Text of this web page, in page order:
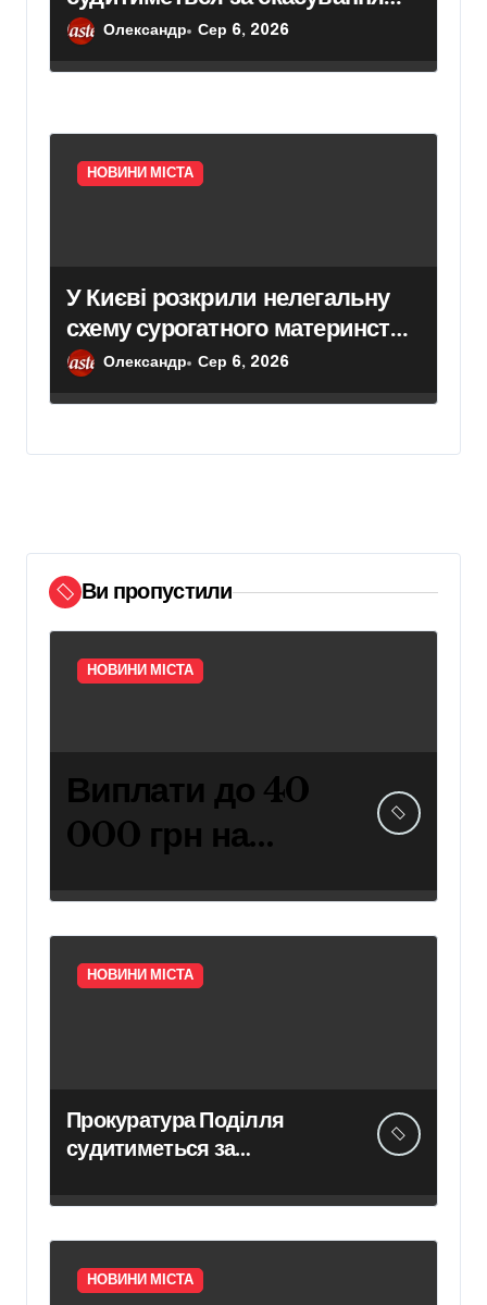
права власності на фіктивну
Олександр Сер 6, 2026
НОВИНИ МІСТА
У Києві розкрили нелегальну
схему сурогатного материнства
для іноземних замовників:
Олександр Сер 6, 2026
Ви пропустили
НОВИНИ МІСТА
Виплати до 40
000 грн на
захисників:
умови
Києві
НОВИНИ МІСТА
Прокуратура Поділля
судитиметься за
власності на фіктивну
будівлю в центрі Києва
НОВИНИ МІСТА